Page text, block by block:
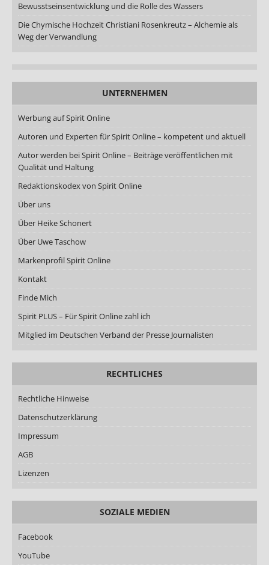
Bewusstseinsentwicklung und die Rolle des Wassers
Die Chymische Hochzeit Christiani Rosenkreutz – Alchemie als
Weg der Verwandlung
UNTERNEHMEN
Werbung auf Spirit Online
Autoren und Experten für Spirit Online – kompetent und aktuell
Autor werden bei Spirit Online – Beiträge veröffentlichen mit
Qualität und Haltung
Redaktionskodex von Spirit Online
Über uns
Über Heike Schonert
Über Uwe Taschow
Markenprofil Spirit Online
Kontakt
Finde Mich
Spirit PLUS – Für Spirit Online zahl ich
Mitglied im Deutschen Verband der Presse Journalisten
RECHTLICHES
Rechtliche Hinweise
Datenschutzerklärung
Impressum
AGB
Lizenzen
SOZIALE MEDIEN
Facebook
YouTube